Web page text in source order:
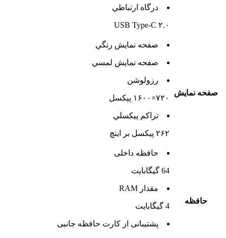
درگاه ارتباطي
USB Type-C ۲.۰
صفحه نمايش
صفحه نمايش رنگي
صفحه نمايش لمسي
رزولوشن
۷۲۰×۱۶۰۰ پیکسل
تراکم پيکسلي
۲۶۲ پیکسل بر اینچ
حافظه
حافظه داخلی
64 گيگابايت
مقدار RAM
4 گيگابايت
پشتيبانی از کارت حافظه جانبی